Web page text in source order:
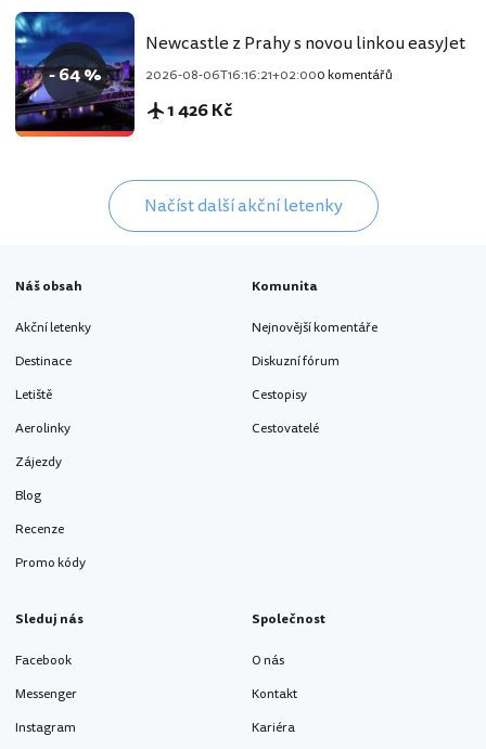
- 64 %
Newcastle z Prahy s novou linkou easyJet
2026-08-06T16:16:21+02:000 komentářů
1 426 Kč
Načíst další akční letenky
Náš obsah
Akční letenky
Destinace
Letiště
Aerolinky
Zájezdy
Blog
Recenze
Promo kódy
Komunita
Nejnovější komentáře
Diskuzní fórum
Cestopisy
Cestovatelé
Sleduj nás
Facebook
Messenger
Instagram
Společnost
O nás
Kontakt
Kariéra